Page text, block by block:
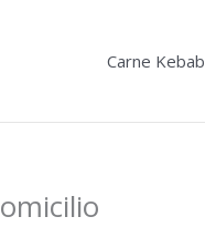
Carne Kebab